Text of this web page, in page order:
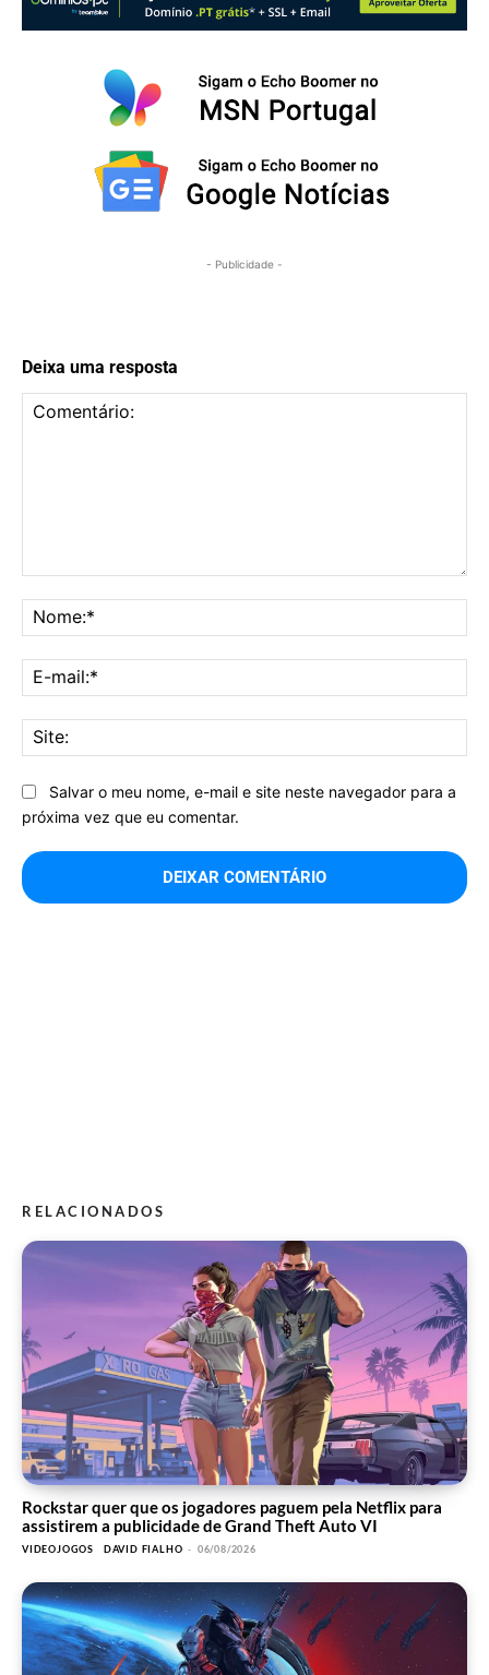
- Publicidade -
Deixa uma resposta
Salvar o meu nome, e-mail e site neste navegador para a
próxima vez que eu comentar.
RELACIONADOS
Rockstar quer que os jogadores paguem pela Netflix para
assistirem a publicidade de Grand Theft Auto VI
VIDEOJOGOS DAVID FIALHO - 06/08/2026